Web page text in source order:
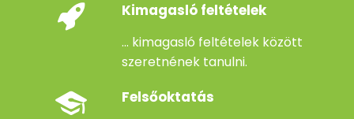
Kimagasló feltételek
... kimagasló feltételek között
szeretnének tanulni.
Felsőoktatás